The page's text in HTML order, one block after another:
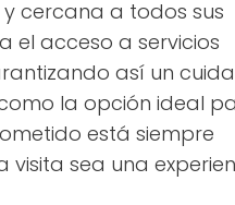
cercana a todos sus
el acceso a servicios
así un
la opción ideal
está siempre
sea una